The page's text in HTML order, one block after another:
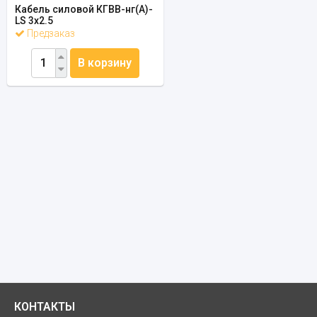
Кабель силовой КГВВ-нг(А)-
LS 3х2.5
Предзаказ
В корзину
КОНТАКТЫ